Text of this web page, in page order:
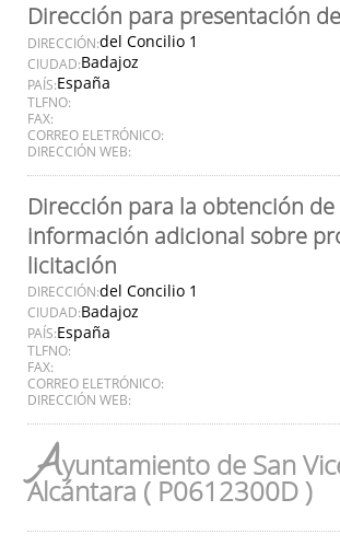
Dirección para presentación
DIRECCIÓN:del Concilio 1
CIUDAD:Badajoz
PAÍS:España
TLFNO:
FAX:
CORREO ELETRÓNICO:
DIRECCIÓN WEB:
Dirección para la obtención de
información adicional sobre
licitación
DIRECCIÓN:del Concilio 1
CIUDAD:Badajoz
PAÍS:España
TLFNO:
FAX:
CORREO ELETRÓNICO:
DIRECCIÓN WEB:
Ayuntamiento de San
Alcántara ( P0612300D )